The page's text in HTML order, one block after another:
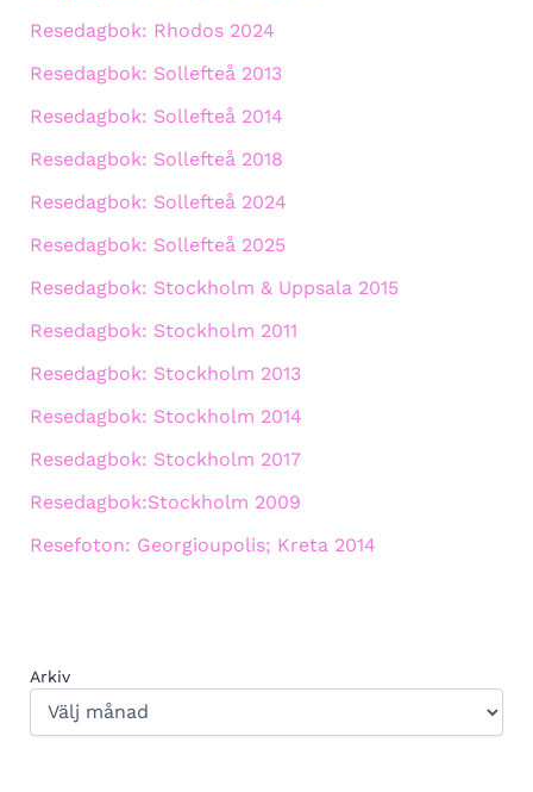
Resedagbok: Rhodos 2024
Resedagbok: Sollefteå 2013
Resedagbok: Sollefteå 2014
Resedagbok: Sollefteå 2018
Resedagbok: Sollefteå 2024
Resedagbok: Sollefteå 2025
Resedagbok: Stockholm & Uppsala 2015
Resedagbok: Stockholm 2011
Resedagbok: Stockholm 2013
Resedagbok: Stockholm 2014
Resedagbok: Stockholm 2017
Resedagbok:Stockholm 2009
Resefoton: Georgioupolis; Kreta 2014
Arkiv